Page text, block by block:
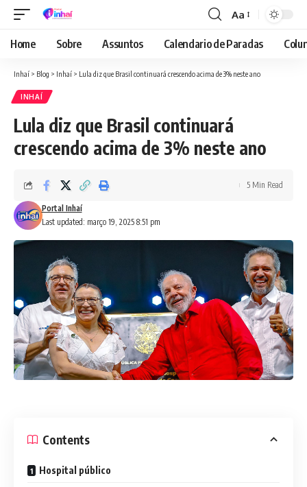
Font
Resizer
Aa
Home Sobre Assuntos Calendario de Paradas
Inhaí > Blog > Inhaí > Lula diz que Brasil continuará crescendo acima de 3% neste ano
INHAÍ
Lula diz que Brasil continuará
crescendo acima de 3% neste ano
Last updated: março 19, 2025 8:51 pm
Portal Inhaí
5 Min Read
Contents
Hospital público